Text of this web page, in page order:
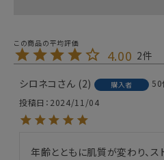
4.00 2
シロネコ 2 購入者 50
投稿日
2024/11/04
年齢とともに肌質が変わり、